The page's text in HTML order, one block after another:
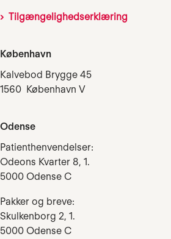
Tilgængelighedserklæring
København
Kalvebod Brygge 45
1560 København V
Odense
Patienthenvendelser:
Odeons Kvarter 8, 1.
5000 Odense C
Pakker og breve:
Skulkenborg 2, 1.
5000 Odense C